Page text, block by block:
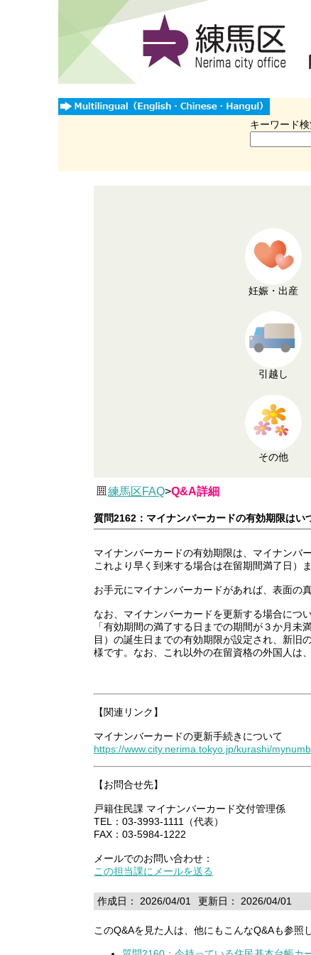
キーワード
妊娠・出産
引越し
その他
練馬区FAQ>Q&A詳細
質問2162：マイナンバーカードの有効期限はい
マイナンバーカードの有効期限は、マイナンバ
これより早く到来する場合は在留期間満了日）
お手元にマイナンバーカードがあれば、表面の
なお、マイナンバーカードを更新する場合につ
「有効期間の満了する日までの期間が３か月
目）の誕生日までの有効期限が設定され、新旧
様です。なお、これ以外の在留資格の外国人は
【関連リンク】
マイナンバーカードの更新手続きについて
https://www.city.nerima.tokyo.jp/kurashi/
【お問合せ先】
戸籍住民課 マイナンバーカード交付管理係
TEL：03-3993-1111（代表）
FAX：03-5984-1222
メールでのお問い合わせ：
この担当課にメールを送る
作成日： 2026/04/01 更新日： 2026/04/01
このQ&Aを見た人は、他にもこんなQ&Aも参照